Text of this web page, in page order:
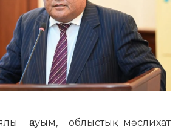
қауым, облыстық мәслихат